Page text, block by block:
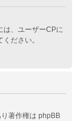
は、ユーザーCPに
ださい。
著作権は phpBB